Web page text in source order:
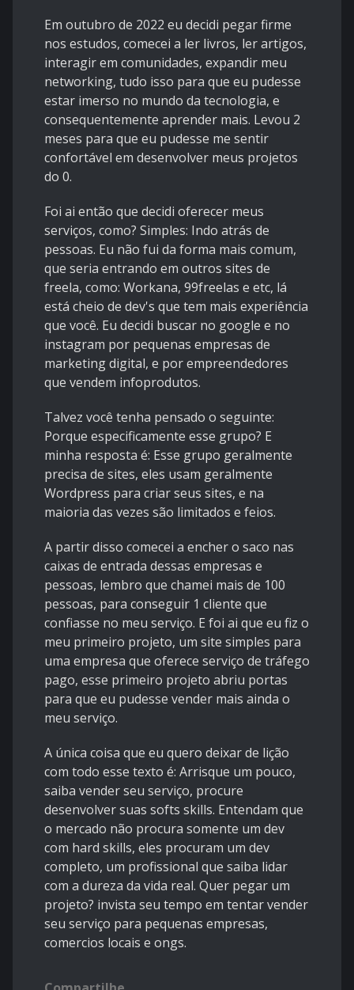
Em outubro de 2022 eu decidi pegar firme
nos estudos, comecei a ler livros, ler artigos,
interagir em comunidades, expandir meu
networking, tudo isso para que eu pudesse
estar imerso no mundo da tecnologia, e
consequentemente aprender mais. Levou 2
meses para que eu pudesse me sentir
confortável em desenvolver meus projetos
do 0.
Foi ai então que decidi oferecer meus
serviços, como? Simples: Indo atrás de
pessoas. Eu não fui da forma mais comum,
que seria entrando em outros sites de
freela, como: Workana, 99freelas e etc, lá
está cheio de dev's que tem mais experiência
que você. Eu decidi buscar no google e no
instagram por pequenas empresas de
marketing digital, e por empreendedores
que vendem infoprodutos.
Talvez você tenha pensado o seguinte:
Porque especificamente esse grupo? E
minha resposta é: Esse grupo geralmente
precisa de sites, eles usam geralmente
Wordpress para criar seus sites, e na
maioria das vezes são limitados e feios.
A partir disso comecei a encher o saco nas
caixas de entrada dessas empresas e
pessoas, lembro que chamei mais de 100
pessoas, para conseguir 1 cliente que
confiasse no meu serviço. E foi ai que eu fiz o
meu primeiro projeto, um site simples para
uma empresa que oferece serviço de tráfego
pago, esse primeiro projeto abriu portas
para que eu pudesse vender mais ainda o
meu serviço.
A única coisa que eu quero deixar de lição
com todo esse texto é: Arrisque um pouco,
saiba vender seu serviço, procure
desenvolver suas softs skills. Entendam que
o mercado não procura somente um dev
com hard skills, eles procuram um dev
completo, um profissional que saiba lidar
com a dureza da vida real. Quer pegar um
projeto? invista seu tempo em tentar vender
seu serviço para pequenas empresas,
comercios locais e ongs.